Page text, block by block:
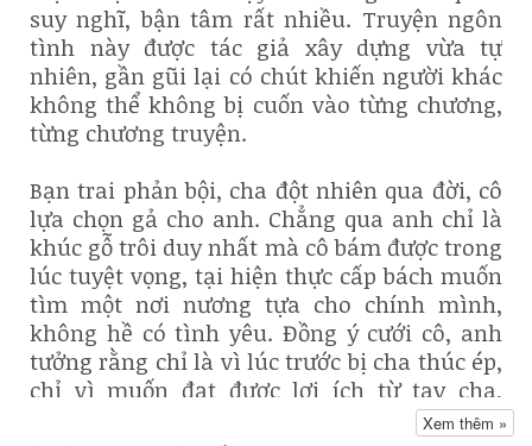
suy nghĩ, bận tâm rất nhiều. Truyện ngôn
tình này được tác giả xây dựng vừa tự
nhiên, gần gũi lại có chút khiến người khác
không thể không bị cuốn vào từng chương,
từng chương truyện.
Bạn trai phản bội, cha đột nhiên qua đời, cô
lựa chọn gả cho anh. Chẳng qua anh chỉ là
khúc gỗ trôi duy nhất mà cô bám được trong
lúc tuyệt vọng, tại hiện thực cấp bách muốn
tìm một nơi nương tựa cho chính mình,
không hề có tình yêu. Đồng ý cưới cô, anh
tưởng rằng chỉ là vì lúc trước bị cha thúc ép,
chỉ vì muốn đạt được lợi ích từ tay cha,
Xem thêm »